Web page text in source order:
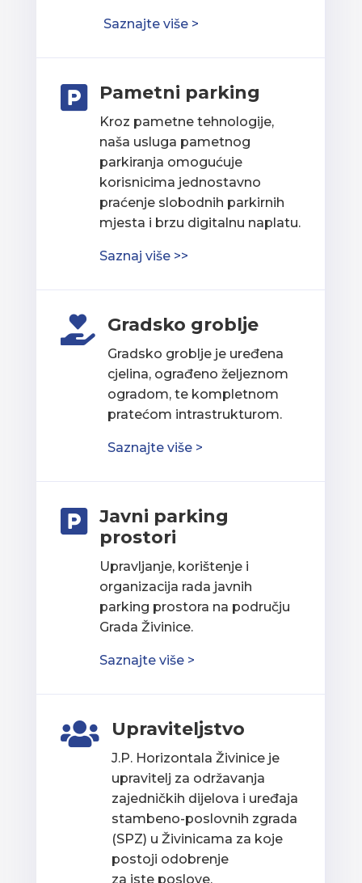
Saznajte više >
 Pametni parking
Kroz pametne tehnologije,
naša usluga pametnog
parkiranja omogućuje
korisnicima jednostavno
praćenje slobodnih parkirnih
mjesta i brzu digitalnu naplatu.
Saznaj više >>
 Gradsko groblje
Gradsko groblje je uređena
cjelina, ograđeno željeznom
ogradom, te kompletnom
pratećom intrastrukturom.
Saznajte više >

Javni parking
prostori
Upravljanje, korištenje i
organizacija rada javnih
parking prostora na području
Grada Živinice.
Saznajte više >
 Upraviteljstvo
J.P. Horizontala Živinice je
upravitelj za održavanja
zajedničkih dijelova i uređaja
stambeno-poslovnih zgrada
(SPZ) u Živinicama za koje
postoji odobrenje
za iste poslove.